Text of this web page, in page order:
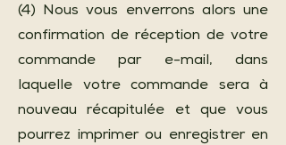
(4) Nous vous enverrons alors une
confirmation de réception de votre
commande par e-mail, dans
laquelle votre commande sera à
nouveau récapitulée et que vous
pourrez imprimer ou enregistrer en